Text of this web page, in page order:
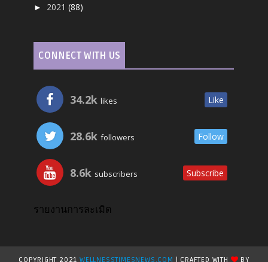
► 2021(88)
CONNECT WITH US
34.2k likes Like
28.6k followers Follow
8.6k subscribers Subscribe
รายงานการละเมิด
COPYRIGHT 2021WELLNESSTIMESNEWS.COM | CRAFTED WITH BY